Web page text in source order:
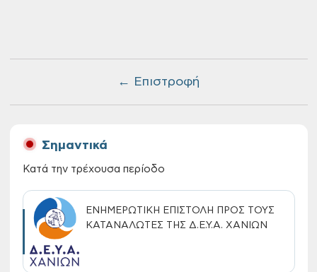
← Επιστροφή
Σημαντικά
Κατά την τρέχουσα περίοδο
ΕΝΗΜΕΡΩΤΙΚΗ ΕΠΙΣΤΟΛΗ ΠΡΟΣ ΤΟΥΣ
ΚΑΤΑΝΑΛΩΤΕΣ ΤΗΣ Δ.Ε.Υ.Α. ΧΑΝΙΩΝ